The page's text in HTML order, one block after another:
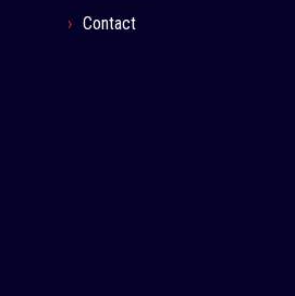
Contact